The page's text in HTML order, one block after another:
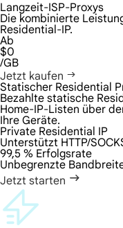
Langzeit-ISP-Proxys
Die kombinierte
Residential-IP.
Ab
$0
/GB
Jetzt kaufen
Statischer Residential
Bezahlte statische
Home-IP-Listen über
Ihre Geräte.
Private Residential IP
Unterstützt HTTP/
99,5 % Erfolgsrate
Unbegrenzte
Jetzt starten